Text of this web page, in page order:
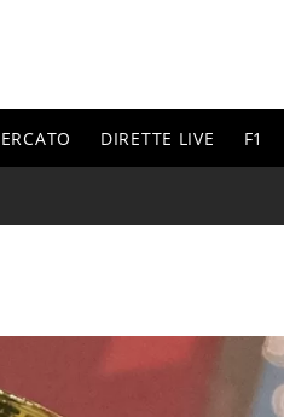
DIRETTE LIVE F1